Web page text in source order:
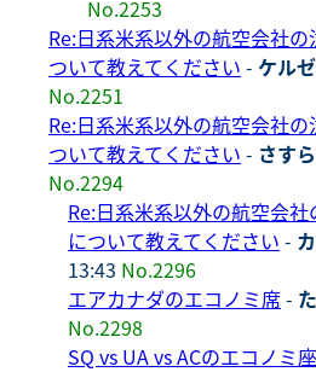
No.2253
Re:日系米系以外の航空会社
ついて教えてください - ケル
No.2251
Re:日系米系以外の航空会社
ついて教えてください - さす
No.2294
Re:日系米系以外の航空会
について教えてください -
13:43 No.2296
エアカナダのエコノミ席-
No.2298
SQ vs UA vs ACのエコノミ